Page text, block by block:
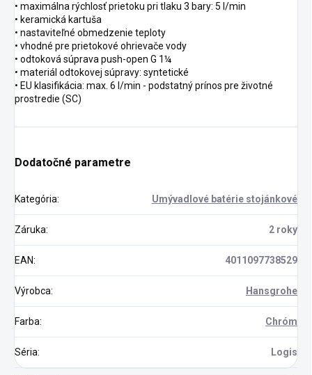
• maximálna rýchlosť prietoku pri tlaku 3 bary: 5 l/min
• keramická kartuša
• nastaviteľné obmedzenie teploty
• vhodné pre prietokové ohrievače vody
• odtoková súprava push-open G 1¼
• materiál odtokovej súpravy: syntetické
• EU klasifikácia: max. 6 l/min - podstatný prínos pre životné
prostredie (SC)
Dodatočné parametre
Kategória: Umývadlové batérie stojánkové
Záruka: 2 roky
EAN: 4011097738529
Výrobca: Hansgrohe
Farba: Chróm
Séria: Logis